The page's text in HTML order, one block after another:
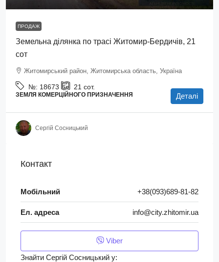
ПРОДАЖ
Земельна ділянка по трасі Житомир-Бердичів, 21
сот
Житомирський район, Житомирська область, Україна
№: 18673 21 сот.
ЗЕМЛЯ КОМЕРЦІЙНОГО ПРИЗНАЧЕННЯ Деталі
Сергій Сосницький
Контакт
Мобільний +38(093)689-81-82
Ел. адреса info@city.zhitomir.ua
Viber
Знайти Сергій Сосницький у: